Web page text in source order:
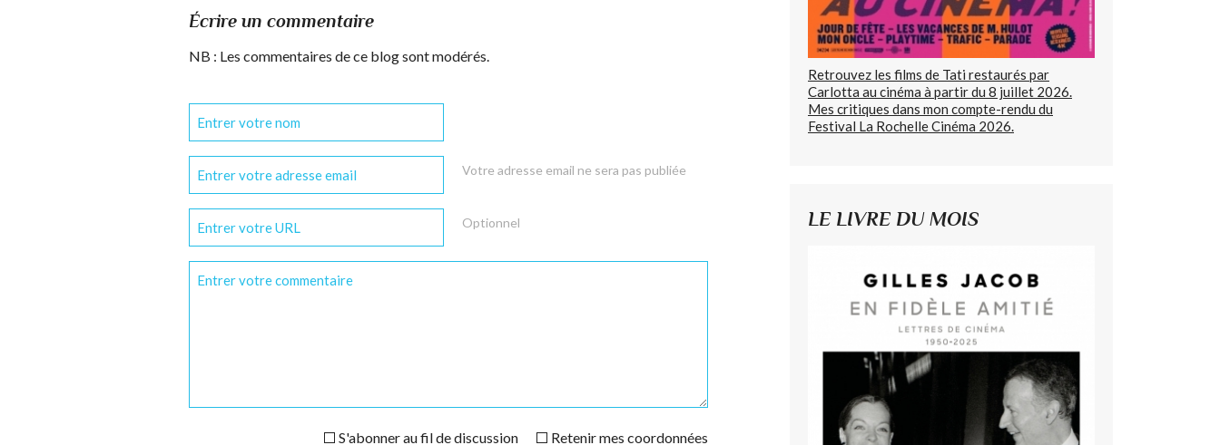
Écrire un commentaire
NB : Les commentaires de ce blog sont modérés.
Votre adresse email ne sera pas publiée
Optionnel
Retenir mes coordonnées
S'abonner au fil de discussion
Retrouvez les films de Tati restaurés par
Carlotta au cinéma à partir du 8 juillet 2026.
Mes critiques dans mon compte-rendu du
Festival La Rochelle Cinéma 2026.
LE LIVRE DU MOIS